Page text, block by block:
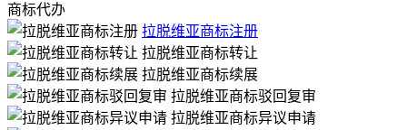
商标代办
拉脱维亚商标注册
拉脱维亚商标转让
拉脱维亚商标续展
拉脱维亚商标驳回复审
拉脱维亚商标异议申请